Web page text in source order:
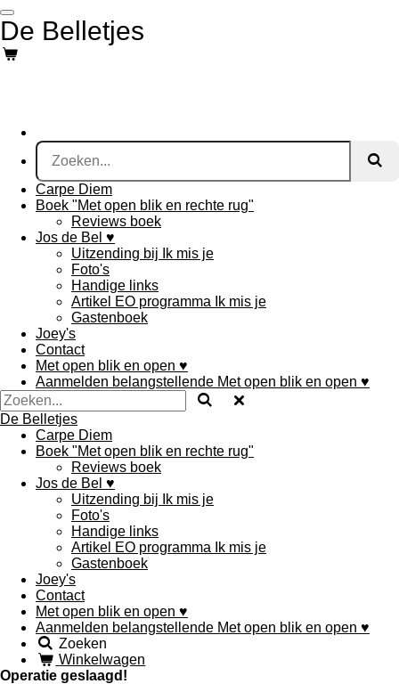
Ga
direct
naar
de
De Belletjes
Carpe Diem
Boek "Met open blik en rechte rug"
Reviews boek
Jos de Bel ♥
Uitzending bij Ik mis je
Foto's
Handige links
Artikel EO programma Ik mis je
Gastenboek
Joey's
Contact
Met open blik en open ♥
Aanmelden belangstellende Met open blik en open ♥
De Belletjes
Carpe Diem
Boek "Met open blik en rechte rug"
Reviews boek
Jos de Bel ♥
Uitzending bij Ik mis je
Foto's
Handige links
Artikel EO programma Ik mis je
Gastenboek
Joey's
Contact
Met open blik en open ♥
Aanmelden belangstellende Met open blik en open ♥
Zoeken
Winkelwagen
Operatie geslaagd!